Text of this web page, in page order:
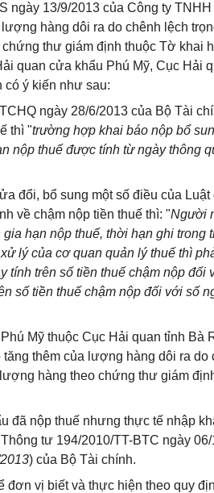
ngày 13/9/2013 của Công ty
hàng dôi ra do chênh lệch
thư giám định thuộc Tờ khai
quan cửa khẩu Phú Mỹ, Cục Hải
có ý kiến như sau:
ngày 28/6/2013 của Bộ Tài
thì "trường hợp khai báo nộp bổ
nộp thuế được tính từ ngày thông
đổi, bổ sung một số điều của Luật
về chậm nộp tiền thuế thì: "Người
hạn nộp thuế, thời hạn ghi trong
lý của cơ quan quản lý thuế thì
tính trên số tiền thuế chậm nộp đối
số tiền thuế chậm nộp đối với số
Mỹ thuộc Cục Hải quan tỉnh Bà
thêm của lượng hàng dôi ra
hàng theo chứng thư giám
đã nộp thuế nhưng thực tế nhập
tư 194/2010/TT-BTC ngày
) của Bộ Tài chính.
đơn vị biết và thực hiện theo quy